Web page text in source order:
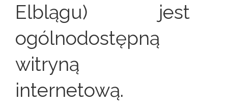
Elblągu) jest
ogólnodostępną
witryną
internetową.